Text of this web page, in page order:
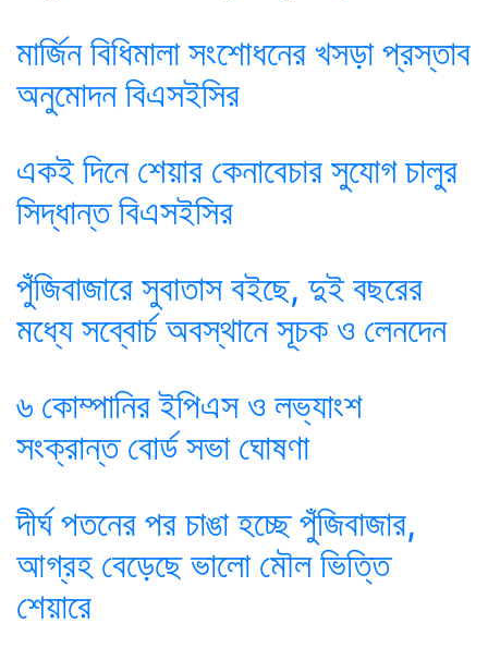
মার্জিন বিধিমালা সংশোধনের খসড়া প্রস্তাব
অনুমোদন বিএসইসির
একই দিনে শেয়ার কেনাবেচার সুযোগ চালুর
সিদ্ধান্ত বিএসইসির
পুঁজিবাজারে সুবাতাস বইছে, দুই বছরের
মধ্যে সব্বোর্চ অবস্থানে সূচক ও লেনদেন
৬ কোম্পানির ইপিএস ও লভ্যাংশ
সংক্রান্ত বোর্ড সভা ঘোষণা
দীর্ঘ পতনের পর চাঙা হচ্ছে পুঁজিবাজার,
আগ্রহ বেড়েছে ভালো মৌল ভিত্তি
শেয়ারে